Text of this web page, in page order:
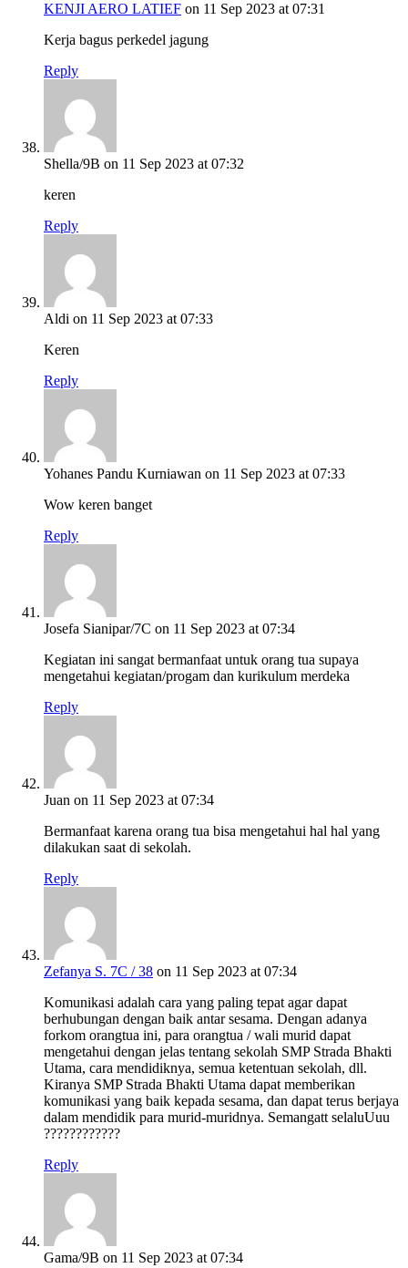
KENJI AERO LATIEF on 11 Sep 2023 at 07:31
Kerja bagus perkedel jagung
Reply
Shella/9B on 11 Sep 2023 at 07:32
keren
Reply
Aldi on 11 Sep 2023 at 07:33
Keren
Reply
Yohanes Pandu Kurniawan on 11 Sep 2023 at 07:33
Wow keren banget
Reply
Josefa Sianipar/7C on 11 Sep 2023 at 07:34
Kegiatan ini sangat bermanfaat untuk orang tua supaya
mengetahui kegiatan/progam dan kurikulum merdeka
Reply
Juan on 11 Sep 2023 at 07:34
Bermanfaat karena orang tua bisa mengetahui hal hal yang
dilakukan saat di sekolah.
Reply
Zefanya S. 7C / 38 on 11 Sep 2023 at 07:34
Komunikasi adalah cara yang paling tepat agar dapat
berhubungan dengan baik antar sesama. Dengan adanya
forkom orangtua ini, para orangtua / wali murid dapat
mengetahui dengan jelas tentang sekolah SMP Strada Bhakti
Utama, cara mendidiknya, semua ketentuan sekolah, dll.
Kiranya SMP Strada Bhakti Utama dapat memberikan
komunikasi yang baik kepada sesama, dan dapat terus berjaya
dalam mendidik para murid-muridnya. Semangatt selaluUuu
????????????
Reply
Gama/9B on 11 Sep 2023 at 07:34